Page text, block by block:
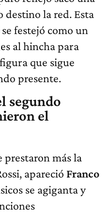
destino la red. Esta
festejó como un
al hincha para
que sigue
presente.
segundo
el
prestaron más la
apareció Franco
se agiganta y